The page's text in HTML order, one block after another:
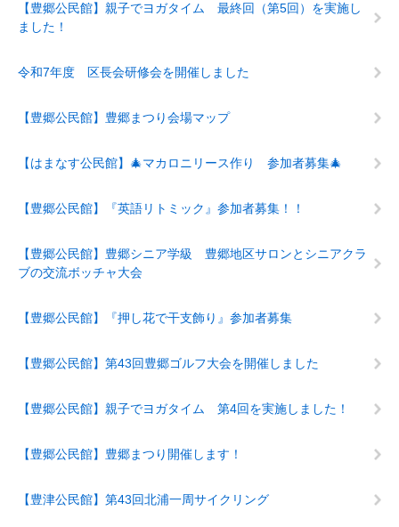
【豊郷公民館】親子でヨガタイム 最終回（第5回）を実施し
ました！
令和7年度 区長会研修会を開催しました
【豊郷公民館】豊郷まつり会場マップ
【はまなす公民館】🎄マカロニリース作り 参加者募集🎄
【豊郷公民館】『英語リトミック』参加者募集！！
【豊郷公民館】豊郷シニア学級 豊郷地区サロンとシニアクラ
ブの交流ボッチャ大会
【豊郷公民館】『押し花で干支飾り』参加者募集
【豊郷公民館】第43回豊郷ゴルフ大会を開催しました
【豊郷公民館】親子でヨガタイム 第4回を実施しました！
【豊郷公民館】豊郷まつり開催します！
【豊津公民館】第43回北浦一周サイクリング